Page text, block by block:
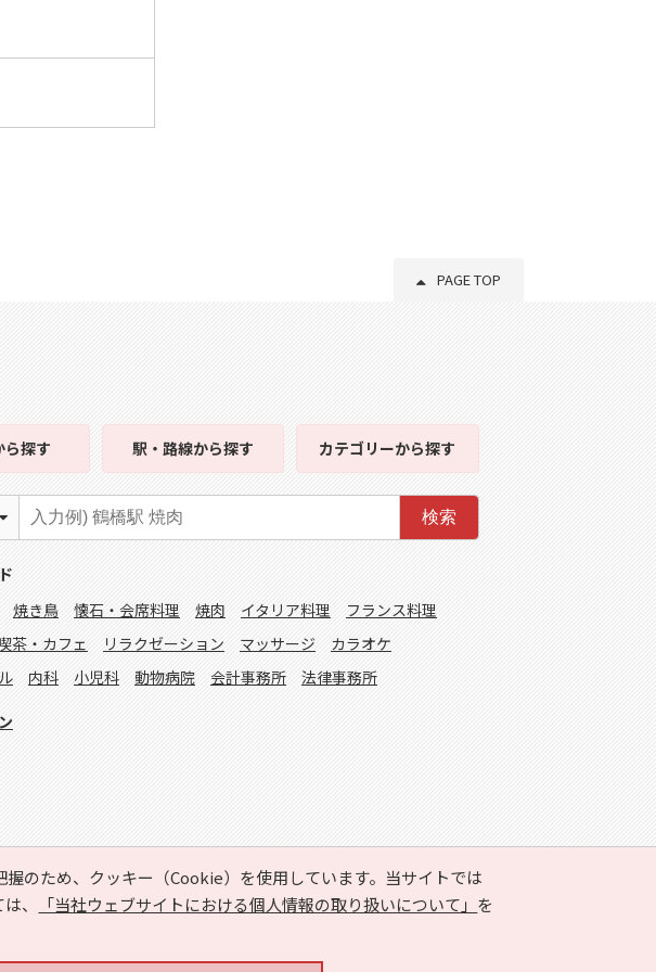
PAGE TOP
のため、クッキー（Cookie）を使用しています。当サイトでは
、
「当社ウェブサイトにおける個人情報の取り扱いについて」 を
ら探す 駅・路線から探す カテゴリーから探す
検索
焼き鳥 懐石・会席料理 焼肉 イタリア料理
フランス料理
茶・カフェ リラクゼーション マッサージ
カラオケ
内科 小児科 動物病院 会計事務所 法律事務所
Reserved.